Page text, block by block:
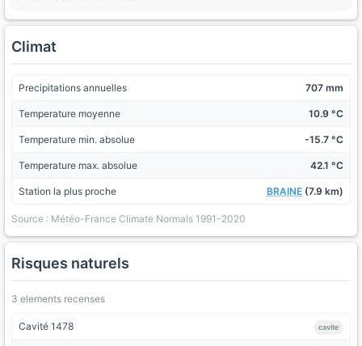
Climat
Precipitations annuelles 707 mm
Temperature moyenne 10.9 °C
Temperature min. absolue -15.7 °C
Temperature max. absolue 42.1 °C
Station la plus proche BRAINE (7.9 km)
Source : Météo-France Climate Normals 1991-2020
Risques naturels
3 elements recenses
Cavité 1478 cavite